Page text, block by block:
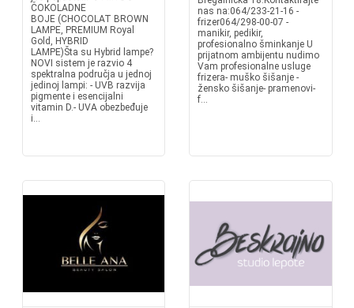
ČOKOLADNE
BOJE (CHOCOLAT BROWN
LAMPE, PREMIUM Royal
Gold, HYBRID
LAMPE)Šta su Hybrid lampe?
NOVI sistem je razvio 4
spektralna područja u jednoj
jedinoj lampi: - UVB razvija
pigmente i esencijalni
vitamin D.- UVA obezbeđuje
i...
nas na:064/233-21-16 -
frizer064/298-00-07 -
manikir, pedikir,
profesionalno šminkanje U
prijatnom ambijentu nudimo
Vam profesionalne usluge
frizera- muško šišanje -
žensko šišanje- pramenovi-
f...